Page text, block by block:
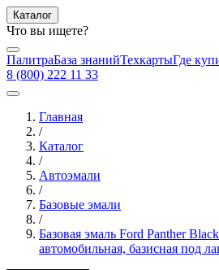
Каталог
Что вы ищете?
ПалитраБаза знанийТехкартыГде
8 (800) 222 11 33
Главная
/
Каталог
/
Автоэмали
/
Базовые эмали
/
Базовая эмаль Ford Panther
автомобильная, базисная под